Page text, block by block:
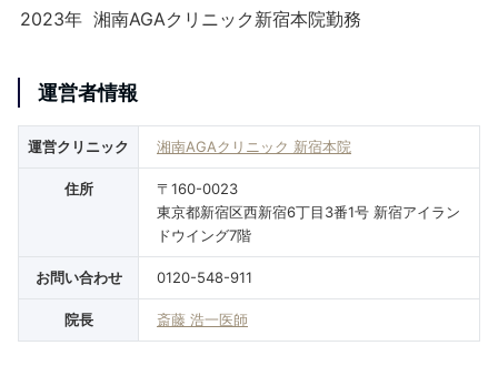
2023年 湘南AGAクリニック新宿本院勤務
運営者情報
運営クリニック 湘南AGAクリニック 新宿本院
住所
〒160-0023
東京都新宿区西新宿6丁目3番1号 新宿アイラン
ドウイング7階
お問い合わせ 0120-548-911
院長 斎藤 浩一医師